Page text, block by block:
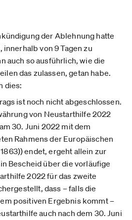
der Ablehnung hatte
von 9 Tagen zu
auch so ausführlich, wie die
das zulassen, getan habe.
dies:
ist noch nicht abgeschlossen.
von Neustarthilfe 2022
30. Juni 2022 mit dem
Rahmens der Europäischen
endet, ergeht allein zur
Bescheid über die vorläufige
2022 für das zweite
dass – falls die
positiven Ergebnis kommt –
auch nach dem 30. Juni